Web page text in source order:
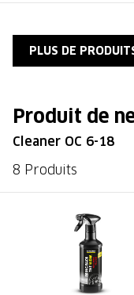
Produit de
Cleaner OC 6-18
8 Produits